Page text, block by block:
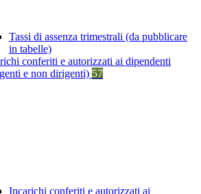
Tassi di assenza trimestrali (da pubblicare
in tabelle)
conferiti e autorizzati ai dipendenti
e non dirigenti) 57
Incarichi conferiti e autorizzati ai